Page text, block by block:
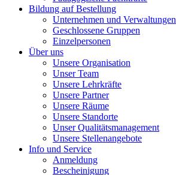
Bildung auf Bestellung
Unternehmen und Verwaltungen
Geschlossene Gruppen
Einzelpersonen
Über uns
Unsere Organisation
Unser Team
Unsere Lehrkräfte
Unsere Partner
Unsere Räume
Unsere Standorte
Unser Qualitätsmanagement
Unsere Stellenangebote
Info und Service
Anmeldung
Bescheinigung